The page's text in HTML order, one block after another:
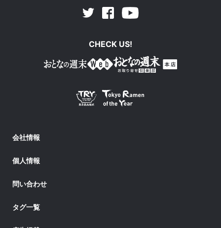
Twitter Facebook
CHECK US!
会社情報
個人情報
問い合わせ
タグ一覧